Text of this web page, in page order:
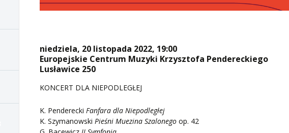
niedziela, 20 listopada 2022, 19:00
Europejskie Centrum Muzyki Krzysztofa Pendereckiego
Lusławice 250
KONCERT DLA NIEPODLEGŁEJ
K. PendereckiFanfara dla Niepodległej
K. SzymanowskiPieśni Muezina Szalonego op. 42